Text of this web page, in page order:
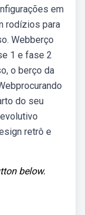
em
rodízios para
Webberço
1 e fase 2
o berço da
do seu
retrô e
below.